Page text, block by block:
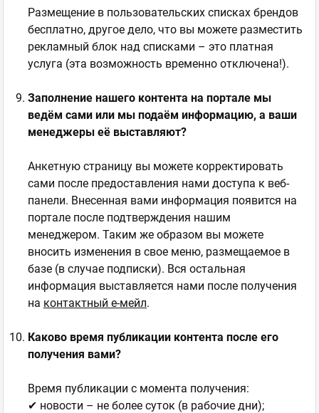
Размещение в пользовательских списках брендов
бесплатно, другое дело, что вы можете разместить
рекламный блок над списками – это платная
услуга (эта возможность временно отключена!).
Заполнение нашего контента на портале мы
ведём сами или мы подаём информацию, а ваши
менеджеры её выставляют?
Анкетную страницу вы можете корректировать
сами после предоставления нами доступа к веб-
панели. Внесенная вами информация появится на
портале после подтверждения нашим
менеджером. Таким же образом вы можете
вносить изменения в свое меню, размещаемое в
базе (в случае подписки). Вся остальная
информация выставляется нами после получения
на контактный е-мейл.
Каково время публикации контента после его
получения вами?
Время публикации с момента получения:
✔ новости – не более суток (в рабочие дни);